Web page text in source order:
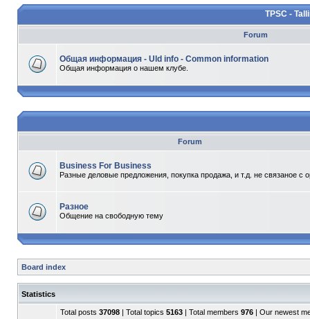
TPSC -
Forum
Общая информация - Uld info - Common information
Общая информация о нашем клубе.
Forum
Business For Business
Разные деловые предложения, покупка продажа, и т.д. не связаное с
Разное
Общение на свободную тему
Board index
Statistics
Total posts 37098 | Total topics 5163 | Total members 976 | Our newest